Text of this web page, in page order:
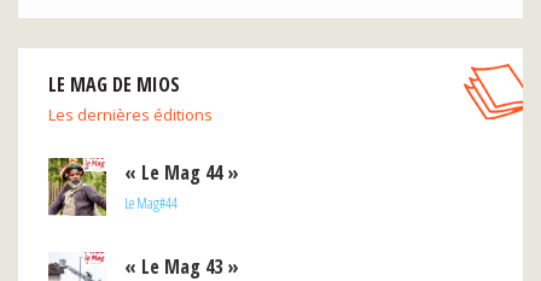
LE MAG DE MIOS
Les dernières éditions
« Le Mag 44 »
Le Mag#44
« Le Mag 43 »